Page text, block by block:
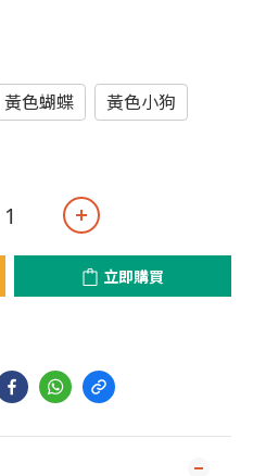
黃色蝴蝶
黃色小狗
立即購買